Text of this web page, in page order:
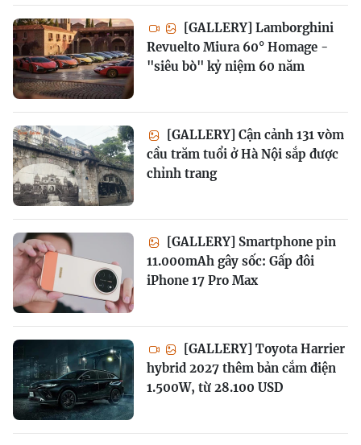
[GALLERY] Lamborghini
Revuelto Miura 60° Homage -
"siêu bò" kỷ niệm 60 năm
[GALLERY] Cận cảnh 131 vòm
cầu trăm tuổi ở Hà Nội sắp được
chỉnh trang
[GALLERY] Smartphone pin
11.000mAh gây sốc: Gấp đôi
iPhone 17 Pro Max
[GALLERY] Toyota Harrier
hybrid 2027 thêm bản cắm điện
1.500W, từ 28.100 USD